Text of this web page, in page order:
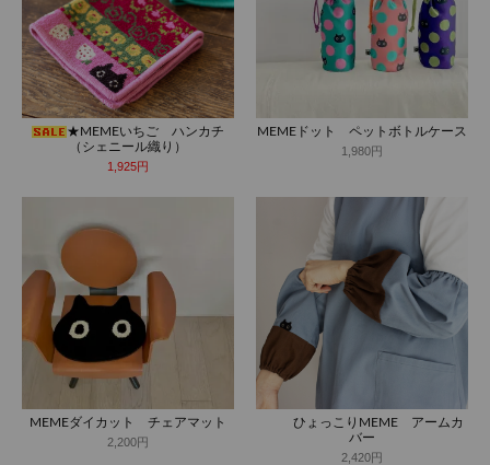
★MEMEいちご ハンカチ
（シェニール織り）
1,925円
MEMEドット ペットボトルケース
1,980円
MEMEダイカット チェアマット
2,200円
ひょっこりMEME アームカ
バー
2,420円